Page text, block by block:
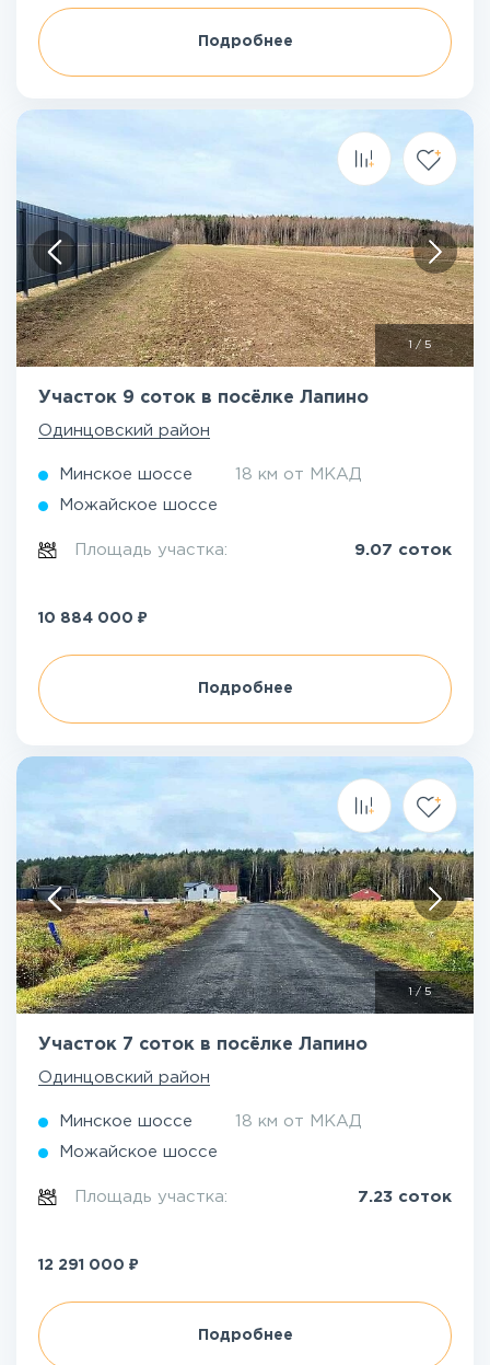
Подробнее
/ 5
Участок 9 соток в посёлке Лапино
Одинцовский район
Минское шоссе 18 км от МКАД
Можайское шоссе
Площадь участка: 9.07 соток
10 884 000 ₽
Подробнее
1/5
Участок 7 соток в посёлке Лапино
Одинцовский район
Минское шоссе 18 км от МКАД
Можайское шоссе
Площадь участка: 7.23 соток
12 291 000 ₽
Подробнее